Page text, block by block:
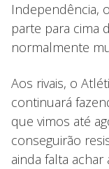
Independência,
parte para cima
normalmente
Aos rivais, o
continuará
que vimos até
conseguirão
ainda falta